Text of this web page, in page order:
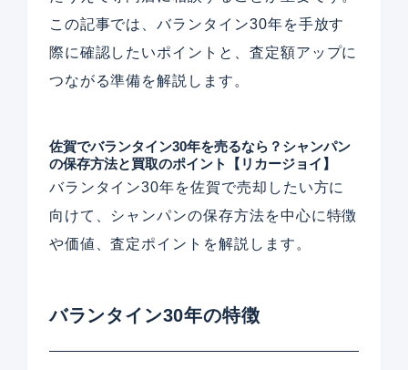
この記事では、バランタイン30年を手放す
際に確認したいポイントと、査定額アップに
つながる準備を解説します。
佐賀でバランタイン30年を売るなら？シャンパン
の保存方法と買取のポイント【リカージョイ】
バランタイン30年を佐賀で売却したい方に
向けて、シャンパンの保存方法を中心に特徴
や価値、査定ポイントを解説します。
バランタイン30年の特徴